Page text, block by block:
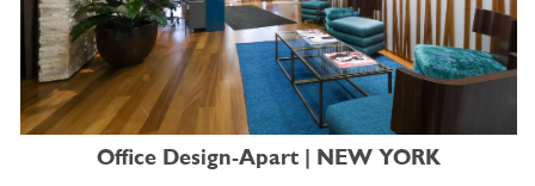
Office Design-Apart | NEW YORK